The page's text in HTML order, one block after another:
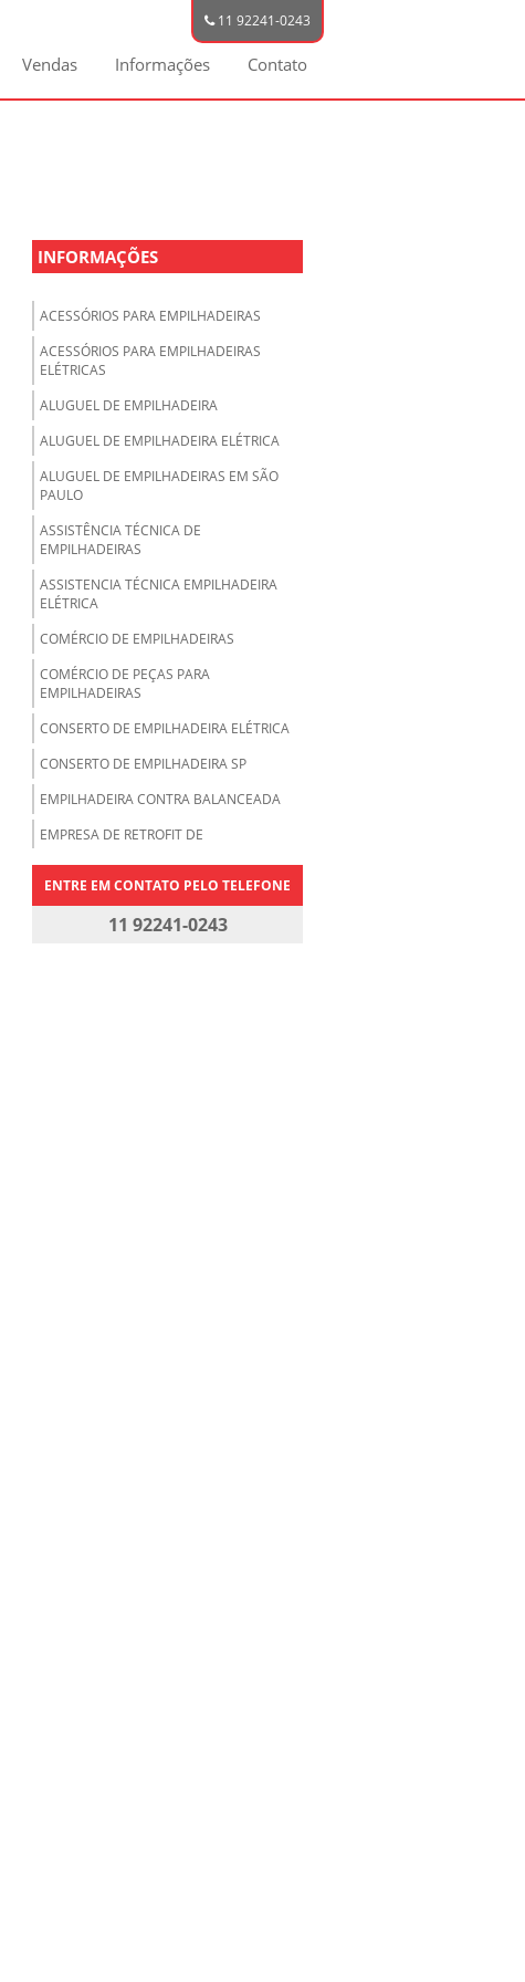
Vendas Informações Contato
11 92241-0243
INFORMAÇÕES
ACESSÓRIOS PARA EMPILHADEIRAS
ACESSÓRIOS PARA EMPILHADEIRAS
ELÉTRICAS
ALUGUEL DE EMPILHADEIRA
ALUGUEL DE EMPILHADEIRA ELÉTRICA
ALUGUEL DE EMPILHADEIRAS EM SÃO
PAULO
ASSISTÊNCIA TÉCNICA DE
EMPILHADEIRAS
ASSISTENCIA TÉCNICA EMPILHADEIRA
ELÉTRICA
COMÉRCIO DE EMPILHADEIRAS
COMÉRCIO DE PEÇAS PARA
EMPILHADEIRAS
CONSERTO DE EMPILHADEIRA ELÉTRICA
CONSERTO DE EMPILHADEIRA SP
EMPILHADEIRA CONTRA BALANCEADA
EMPRESA DE RETROFIT DE
EMPRESAS DE LOCAÇÃO DE
EMPILHADEIRAS
ENTRE EM CONTATO PELO TELEFONE
11 92241-0243